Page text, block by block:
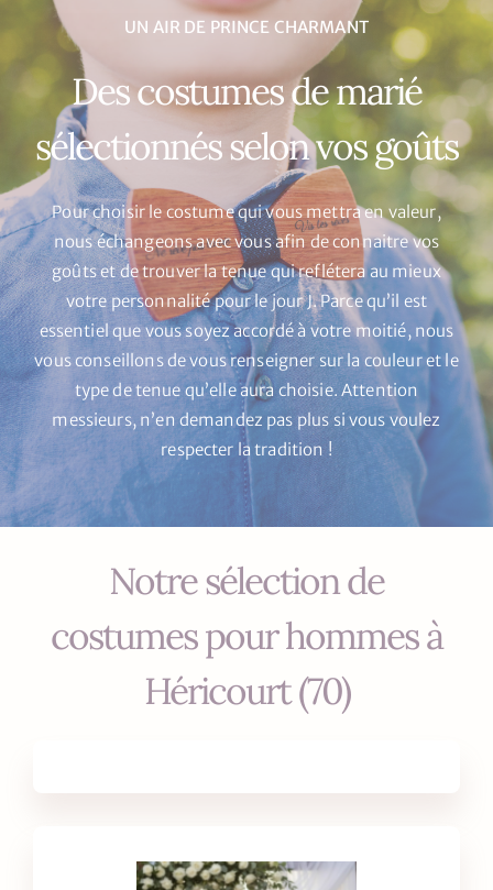
UN AIR DE PRINCE CHARMANT
Des costumes de marié
sélectionnés selon vos goûts
Pour choisir le costume qui vous mettra en valeur,
nous échangeons avec vous afin de connaitre vos
goûts et de trouver la tenue qui reflétera au mieux
votre personnalité pour le jour J. Parce qu’il est
essentiel que vous soyez accordé à votre moitié, nous
vous conseillons de vous renseigner sur la couleur et le
type de tenue qu’elle aura choisie. Attention
messieurs, n’en demandez pas plus si vous voulez
respecter la tradition !
Notre sélection de
costumes pour hommes à
Héricourt (70)